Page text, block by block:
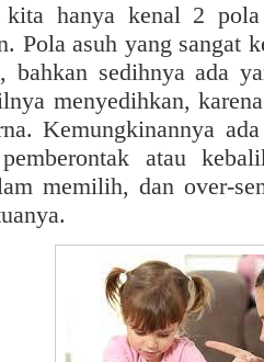
kita hanya kenal 2
Pola asuh yang sangat
bahkan sedihnya ada
menyedihkan,
Kemungkinannya
atau
memilih, dan over-